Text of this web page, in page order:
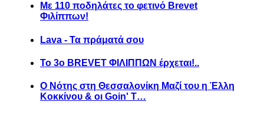
Με 110 ποδηλάτες το φετινό Brevet
Φιλίππων!
Lava - Τα πράματά σου
Το 3ο BREVET ΦΙΛΙΠΠΩΝ έρχεται!..
Ο Νότης στη Θεσσαλονίκη Μαζί του η Έλλη
Κοκκίνου & οι Goin' T…